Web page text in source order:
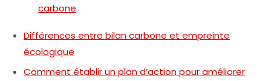
carbone
Différences entre bilan carbone et empreinte
écologique
Comment établir un plan d’action pour améliorer